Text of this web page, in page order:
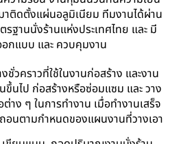
ติดตั้งแผ่นอลูมิเนียม ทีมงานได้ผ่าน
ฐานนั่งร้านแห่งประเทศไทย และ มี
กแบบ และ ควบคุมงาน
ชั่วคราวที่ใช้ในงานก่อสร้าง และงาน
นไป ก่อสร้างหรือซ่อมแซม และ วาง
ง ๆ ในการทำงาน เมื่อทำงานเสร็จ
นตามกำหนดของแผนงานที่วางเอา